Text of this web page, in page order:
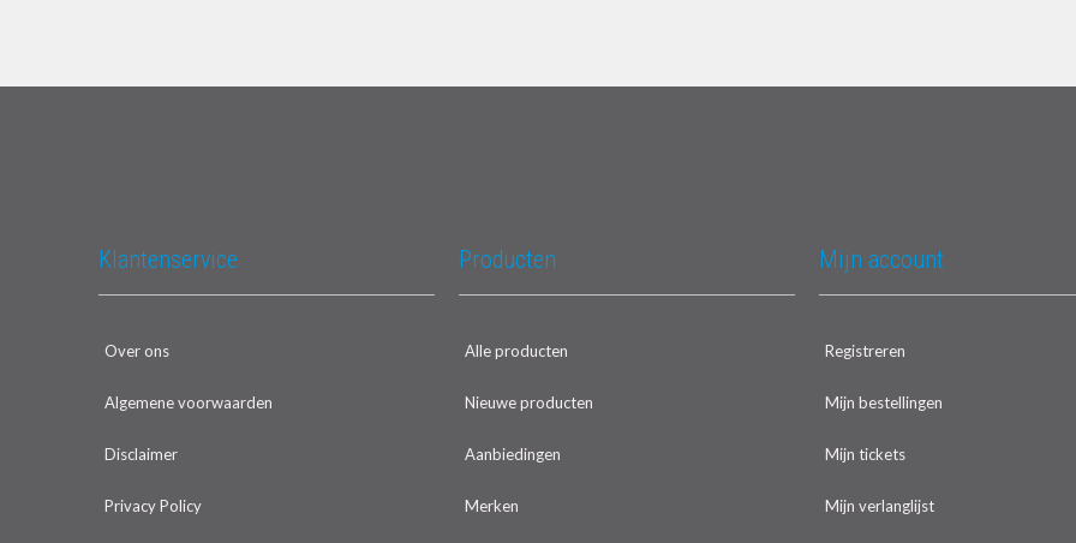
Klantenservice
Over ons
Algemene voorwaarden
Disclaimer
Privacy Policy
Producten
Alle producten
Nieuwe producten
Aanbiedingen
Merken
Mijn account
Registreren
Mijn bestellingen
Mijn tickets
Mijn verlanglijst